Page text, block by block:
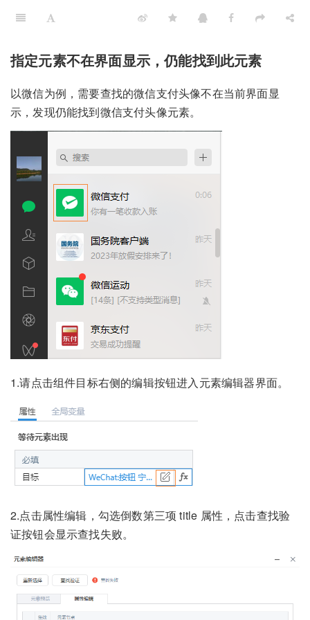
指定元素不在界面显示，仍能找到此元素
以微信为例，需要查找的微信支付头像不在当前界面显
示，发现仍能找到微信支付头像元素。
1.请点击组件目标右侧的编辑按钮进入元素编辑器界面。
2.点击属性编辑，勾选倒数第三项 title 属性，点击查找验
证按钮会显示查找失败。